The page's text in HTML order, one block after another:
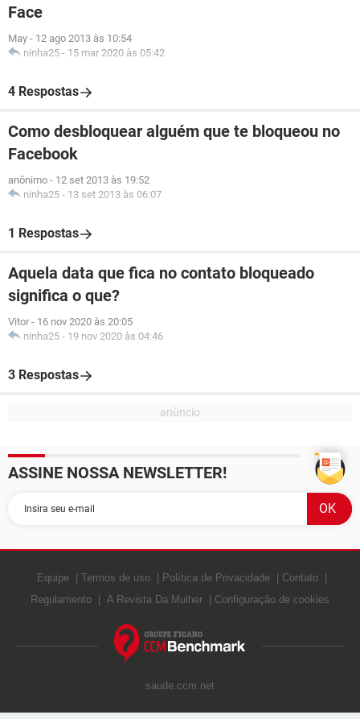
Face
May - 12 ago 2013 às 10:54
ninha25 - 15 mar 2020 às 05:42
4 Respostas
Como desbloquear alguém que te bloqueou no
Facebook
anônimo - 12 set 2013 às 19:52
ninha25 - 13 set 2013 às 06:07
1 Respostas
Aquela data que fica no contato bloqueado
significa o que?
Vitor - 16 nov 2020 às 20:05
ninha25 - 19 nov 2020 às 04:46
3 Respostas
ASSINE NOSSA NEWSLETTER!
Equipe Termos de uso Política de Privacidade
Contato
Regulamento
A Revista Da Mulher Configuração de cookies
saude.ccm.net